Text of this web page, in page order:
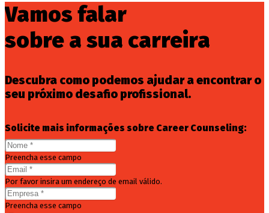
Vamos falar
sobre a sua carreira
Descubra como podemos ajudar a encontrar o
seu próximo desafio profissional.
Solicite mais informações sobre Career Counseling:
Preencha esse campo
Por favor insira um endereço de email válido.
Preencha esse campo